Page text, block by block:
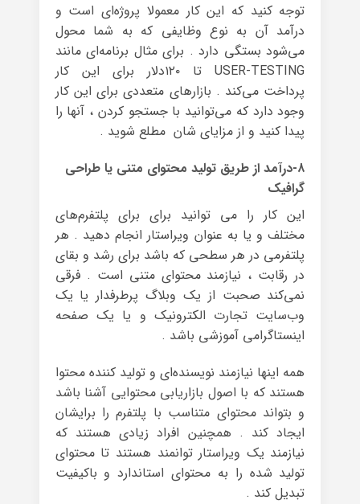
توجه کنید که این کار معمولا پروژه‌ای است و
درآمد آن به نوع وظایفی که به شما محول
می‌شود بستگی دارد . برای مثال برنامه‌ای مانند
USER-TESTING تا ۱۲۰دلار برای این کار
پرداخت می‌کند . بازارهای متعددی برای این کار
وجود دارد که می‌توانید با جستجو کردن ، آنها را
پیدا کنید و از مزایای شان مطلع شوید .
۸-درآمد از طریق تولید محتوای متنی یا طراحی
گرافیک
این کار را می توانید برای برای پلتفرم‌های
مختلف و یا به عنوان ویراستار انجام دهید . هر
پلتفرمی در هر سطحی که باشد برای رشد و بقای
در رقابت ، نیازمند محتوای متنی است . فرقی
نمی‌کند صحبت از یک وبلاگ پرطرفدار یا یک
وب‌سایت تجارت الکترونیک و یا یک صفحه
اینستاگرامی آموزشی باشد .
همه‌ اینها نیازمند نویسنده‌ای و تولید کننده محتوا
هستند که با اصول بازاریابی محتوایی آشنا باشد
و بتواند محتوای متناسب با پلتفرم را برایشان
ایجاد کند . همچنین افراد زیادی هستند که
نیازمند یک ویراستار توانمند هستند تا محتوای
تولید شده را به محتوای استاندارد و باکیفیت
تبدیل کند .